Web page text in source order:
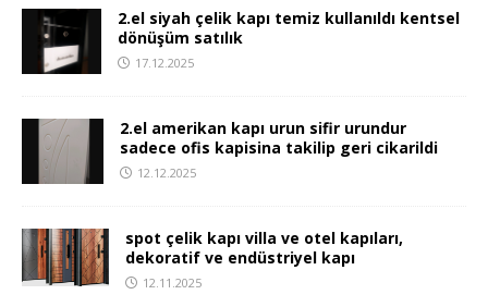
2.el siyah çelik kapı temiz kullanıldı kentsel
dönüşüm satılık
17.12.2025
2.el amerikan kapı urun sifir urundur
sadece ofis kapisina takilip geri cikarildi
12.12.2025
spot çelik kapı villa ve otel kapıları,
dekoratif ve endüstriyel kapı
12.11.2025